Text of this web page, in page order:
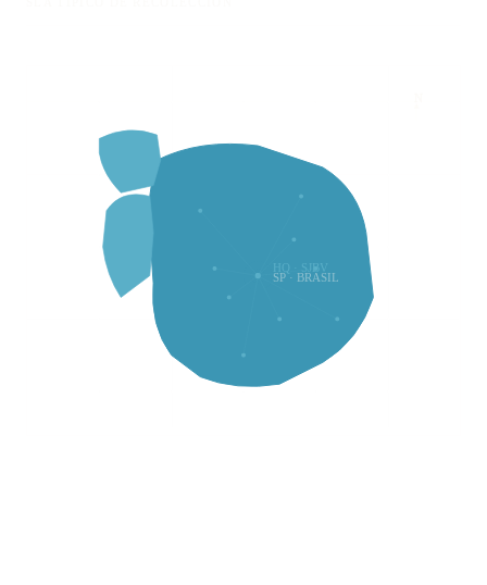
HQ · SJBV
SP · BRASIL